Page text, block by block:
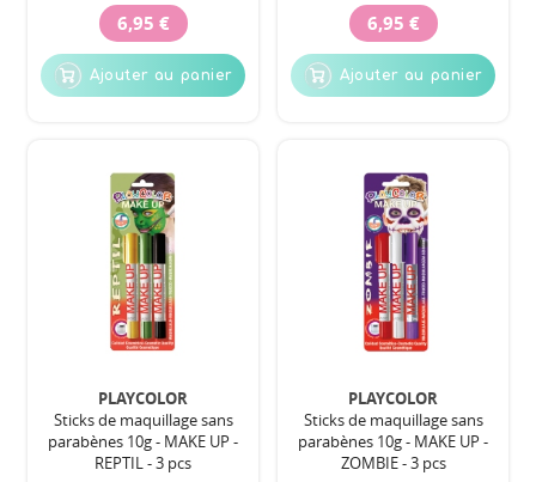
6,95 €
Ajouter au panier
6,95 €
Ajouter au panier
PLAYCOLOR
Sticks de maquillage sans
parabènes 10g - MAKE UP -
REPTIL - 3 pcs
PLAYCOLOR
Sticks de maquillage sans
parabènes 10g - MAKE UP -
ZOMBIE - 3 pcs